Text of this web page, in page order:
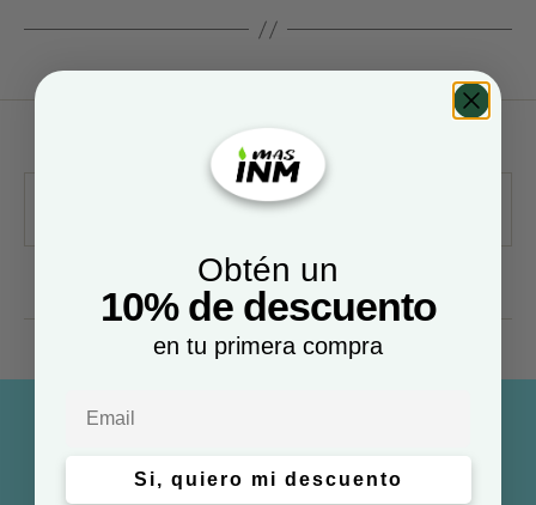
Obtén un
10% de descuento
en tu primera compra
Si, quiero mi descuento